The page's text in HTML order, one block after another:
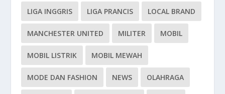
LIGA INGGRIS LIGA PRANCIS LOCAL BRAND
MANCHESTER UNITED MILITER MOBIL
MOBIL LISTRIK MOBIL MEWAH
MODE DAN FASHION NEWS OLAHRAGA